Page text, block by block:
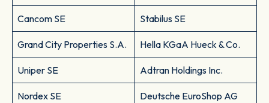
Cancom SE Stabilus SE
Grand City Properties S.A. Hella KGaA Hueck & Co.
Uniper SE Adtran Holdings Inc.
Nordex SE Deutsche EuroShop AG